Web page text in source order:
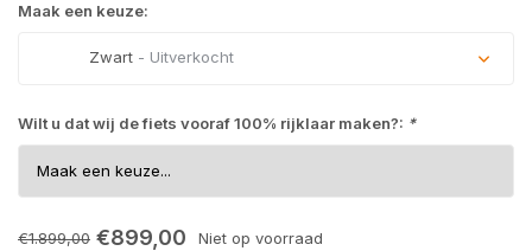
Maak een keuze:
Zwart - Uitverkocht
Uitverkocht
Wilt u dat wij de fiets vooraf 100% rijklaar maken?: *
€1.899,00 €899,00 Niet op voorraad